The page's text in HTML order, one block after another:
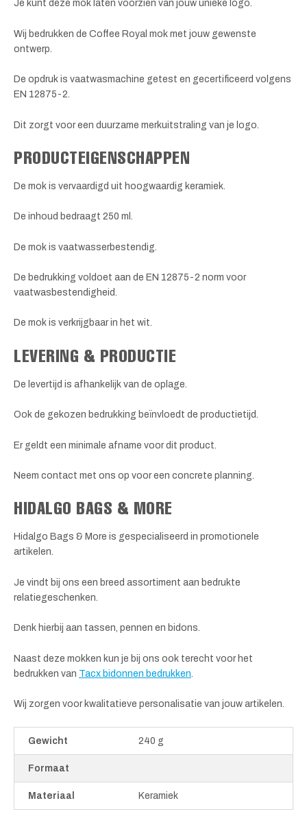
Je kunt deze mok laten voorzien van jouw unieke logo.
Wij bedrukken de Coffee Royal mok met jouw gewenste
ontwerp.
De opdruk is vaatwasmachine getest en gecertificeerd volgens
EN 12875-2.
Dit zorgt voor een duurzame merkuitstraling van je logo.
PRODUCTEIGENSCHAPPEN
De mok is vervaardigd uit hoogwaardig keramiek.
De inhoud bedraagt 250 ml.
De mok is vaatwasserbestendig.
De bedrukking voldoet aan de EN 12875-2 norm voor
vaatwasbestendigheid.
De mok is verkrijgbaar in het wit.
LEVERING & PRODUCTIE
De levertijd is afhankelijk van de oplage.
Ook de gekozen bedrukking beïnvloedt de productietijd.
Er geldt een minimale afname voor dit product.
Neem contact met ons op voor een concrete planning.
HIDALGO BAGS & MORE
Hidalgo Bags & More is gespecialiseerd in promotionele
artikelen.
Je vindt bij ons een breed assortiment aan bedrukte
relatiegeschenken.
Denk hierbij aan tassen, pennen en bidons.
Naast deze mokken kun je bij ons ook terecht voor het
bedrukken van Tacx bidonnen bedrukken
Wij zorgen voor kwalitatieve personalisatie van jouw artikelen.
Gewicht 240 g
Formaat
Materiaal Keramiek